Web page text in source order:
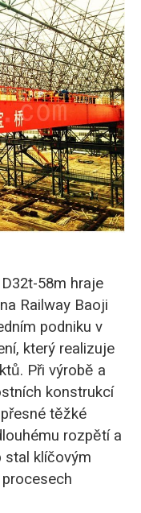
58m hraje
Railway Baoji
podniku v
který realizuje
Při výrobě a
konstrukcí
těžké
rozpětí a
klíčovým